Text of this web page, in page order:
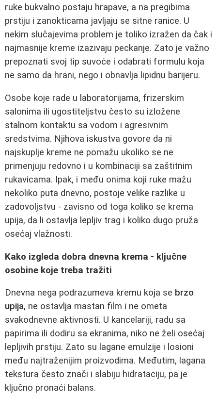
ruke bukvalno postaju hrapave, a na pregibima
prstiju i zanokticama javljaju se sitne ranice. U
nekim slučajevima problem je toliko izražen da čak i
najmasnije kreme izazivaju peckanje. Zato je važno
prepoznati svoj tip suvoće i odabrati formulu koja
ne samo da hrani, nego i obnavlja lipidnu barijeru.
Osobe koje rade u laboratorijama, frizerskim
salonima ili ugostiteljstvu često su izložene
stalnom kontaktu sa vodom i agresivnim
sredstvima. Njihova iskustva govore da ni
najskuplje kreme ne pomažu ukoliko se ne
primenjuju redovno i u kombinaciji sa zaštitnim
rukavicama. Ipak, i među onima koji ruke mažu
nekoliko puta dnevno, postoje velike razlike u
zadovoljstvu - zavisno od toga koliko se krema
upija, da li ostavlja lepljiv trag i koliko dugo pruža
osećaj vlažnosti.
Kako izgleda dobra dnevna krema - ključne
osobine koje treba tražiti
Dnevna nega podrazumeva kremu koja se brzo
upija, ne ostavlja mastan film i ne ometa
svakodnevne aktivnosti. U kancelariji, radu sa
papirima ili dodiru sa ekranima, niko ne želi osećaj
lepljivih prstiju. Zato su lagane emulzije i losioni
među najtraženijim proizvodima. Međutim, lagana
tekstura često znači i slabiju hidrataciju, pa je
ključno pronaći balans.